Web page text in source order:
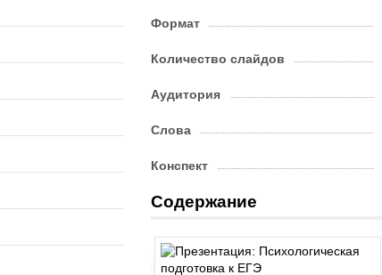
Формат
Количество слайдов
Аудитория
Слова
Конспект
Содержание